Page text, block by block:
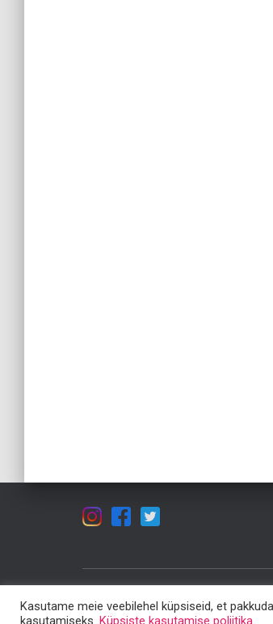
ÕPPEMATERJALID KUULA JA
Kasutame meie veebilehel küpsiseid, et
kasutamiseks. Küpsiste kasutamise poliitika